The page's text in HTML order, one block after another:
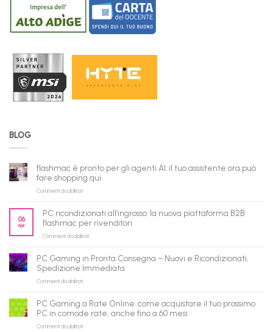
BLOG
flashmac è pronto per gli agenti AI: il tuo assistente ora può
fare shopping qui
Commenti disabilitatisu
pronto
per
gli
AI:
il
tuo
assistente
può
fare
qui
06
Apr
PC ricondizionati all’ingrosso: la nuova piattaforma B2B
flashmac per rivenditori
Commenti disabilitatisu
ricondizionati
all’ingrosso:
la
B2B
per
PC Gaming in Pronta Consegna – Nuovi e Ricondizionati,
Spedizione Immediata
Commenti disabilitatisu
Gaming
in
Pronta
Consegna
PC Gaming a Rate Online: come acquistare il tuo prossimo
PC in comode rate, anche fino a 60 mesi
Commenti disabilitatisu